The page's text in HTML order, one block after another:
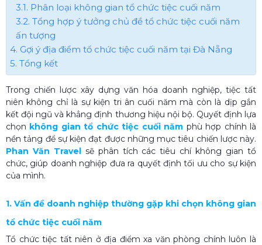
3.1. Phân loại không gian tổ chức tiệc cuối năm
3.2. Tổng hợp ý tưởng chủ đề tổ chức tiệc cuối năm
ấn tượng
4. Gợi ý địa điểm tổ chức tiệc cuối năm tại Đà Nẵng
5. Tổng kết
Trong chiến lược xây dựng văn hóa doanh nghiệp, tiệc tất
niên không chỉ là sự kiện tri ân cuối năm mà còn là dịp gắn
kết đội ngũ và khẳng định thương hiệu nội bộ. Quyết định lựa
chọn không gian tổ chức tiệc cuối năm phù hợp chính là
nền tảng để sự kiện đạt được những mục tiêu chiến lược này.
Phan Văn Travelsẽ phân tích các tiêu chí không gian tổ
chức, giúp doanh nghiệp đưa ra quyết định tối ưu cho sự kiện
của mình.
1. Vấn đề doanh nghiệp thường gặp khi chọn không gian
tổ chức tiệc cuối năm
Tổ chức tiệc tất niên ở địa điểm xa văn phòng chính luôn là